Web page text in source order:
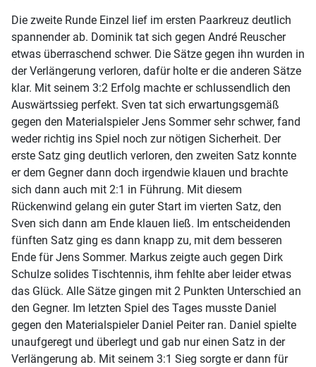
Die zweite Runde Einzel lief im ersten Paarkreuz deutlich
spannender ab. Dominik tat sich gegen André Reuscher
etwas überraschend schwer. Die Sätze gegen ihn wurden in
der Verlängerung verloren, dafür holte er die anderen Sätze
klar. Mit seinem 3:2 Erfolg machte er schlussendlich den
Auswärtssieg perfekt. Sven tat sich erwartungsgemäß
gegen den Materialspieler Jens Sommer sehr schwer, fand
weder richtig ins Spiel noch zur nötigen Sicherheit. Der
erste Satz ging deutlich verloren, den zweiten Satz konnte
er dem Gegner dann doch irgendwie klauen und brachte
sich dann auch mit 2:1 in Führung. Mit diesem
Rückenwind gelang ein guter Start im vierten Satz, den
Sven sich dann am Ende klauen ließ. Im entscheidenden
fünften Satz ging es dann knapp zu, mit dem besseren
Ende für Jens Sommer. Markus zeigte auch gegen Dirk
Schulze solides Tischtennis, ihm fehlte aber leider etwas
das Glück. Alle Sätze gingen mit 2 Punkten Unterschied an
den Gegner. Im letzten Spiel des Tages musste Daniel
gegen den Materialspieler Daniel Peiter ran. Daniel spielte
unaufgeregt und überlegt und gab nur einen Satz in der
Verlängerung ab. Mit seinem 3:1 Sieg sorgte er dann für